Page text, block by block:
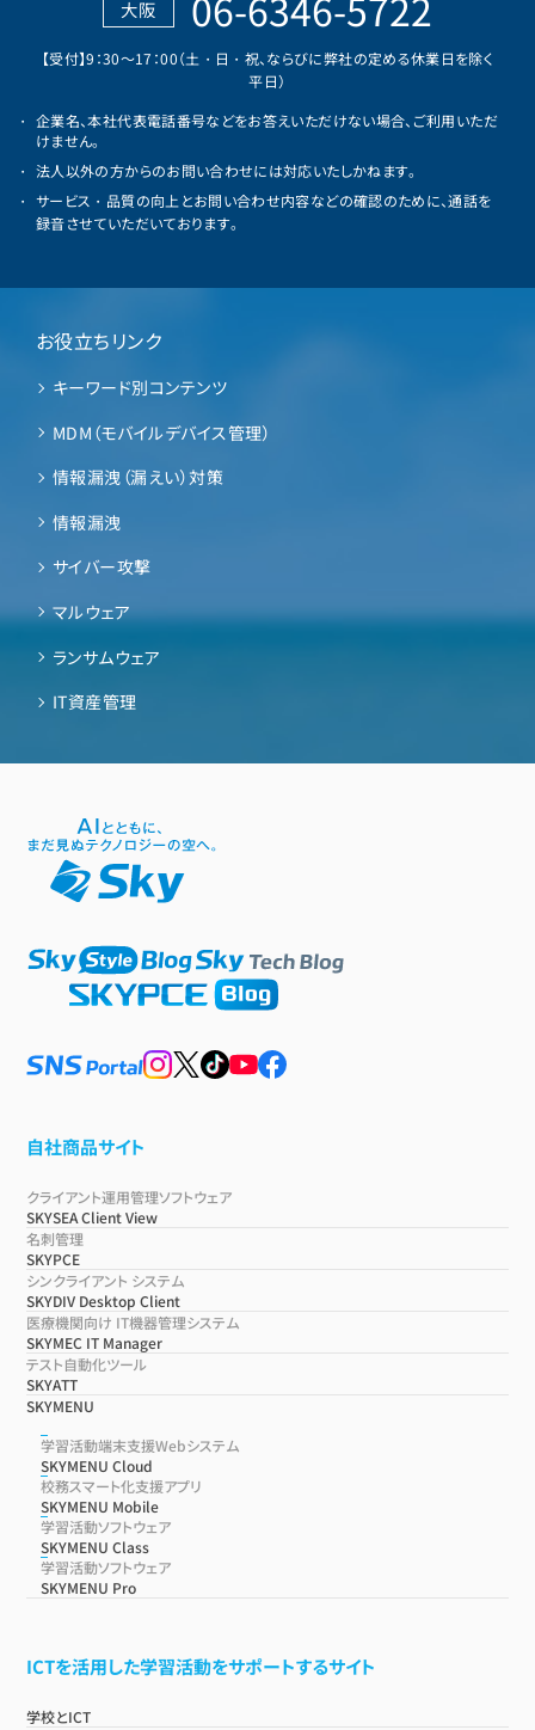
大阪
【受付】9：30～17：00（土・日・祝、ならびに弊社の定める休業日を除く
平日）
企業名、本社代表電話番号などをお答えいただけない場合、ご利用いただ
けません。
法人以外の方からのお問い合わせには対応いたしかねます。
サービス・品質の向上とお問い合わせ内容などの確認のために、通話を
録音させていただいております。
お役立ちリンク
キーワード別コンテンツ
MDM（モバイルデバイス管理）
情報漏洩（漏えい）対策
情報漏洩
サイバー攻撃
マルウェア
ランサムウェア
IT資産管理
自社商品サイト
クライアント運用管理ソフトウェア
SKYSEA Client View
名刺管理
SKYPCE
シンクライアント システム
SKYDIV Desktop Client
医療機関向け IT機器管理システム
SKYMEC IT Manager
テスト自動化ツール
SKYATT
SKYMENU
学習活動端末支援Webシステム
SKYMENU Cloud
校務スマート化支援アプリ
SKYMENU Mobile
学習活動ソフトウェア
SKYMENU Class
学習活動ソフトウェア
SKYMENU Pro
ICTを活用した学習活動をサポートするサイト
学校とICT